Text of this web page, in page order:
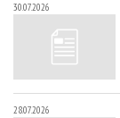
30.07.2026
28.07.2026